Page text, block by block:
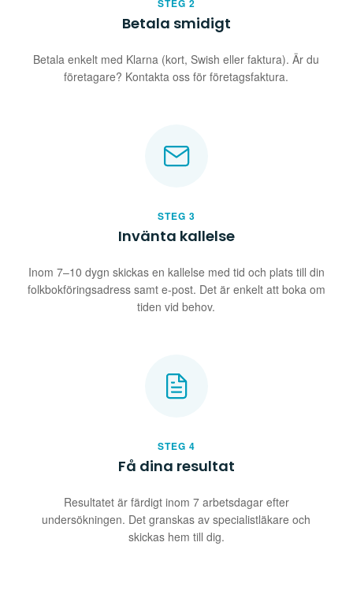
STEG 2
Betala smidigt
Betala enkelt med Klarna (kort, Swish eller faktura). Är du
företagare? Kontakta oss för företagsfaktura.
STEG 3
Invänta kallelse
Inom 7–10 dygn skickas en kallelse med tid och plats till din
folkbokföringsadress samt e-post. Det är enkelt att boka om
tiden vid behov.
STEG 4
Få dina resultat
Resultatet är färdigt inom 7 arbetsdagar efter
undersökningen. Det granskas av specialistläkare och
skickas hem till dig.